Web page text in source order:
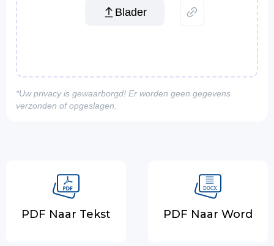
Blader
*Uw privacy is gewaarborgd! Er worden geen gegevens
verzonden of opgeslagen.
PDF Naar Tekst PDF Naar Word